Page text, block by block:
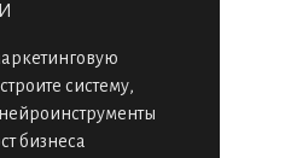
систему,
бизнеса